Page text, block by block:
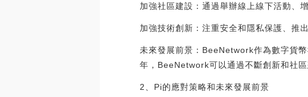
加強社區建設：通過舉辦線上線下活動、
加強技術創新：注重安全和隱私保護、推
未來發展前景：BeeNetwork作為數字貨
年，BeeNetwork可以通過不斷創新和社
2、Pi的應對策略和未來發展前景